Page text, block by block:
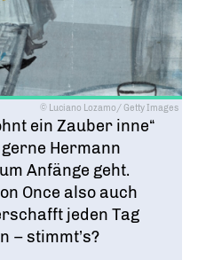
(DIHK)
(w³)
© Luciano Lozamo/ Getty Images
ein Zauber inne“
Hermann
Anfänge geht.
Once also auch
jeden Tag
– stimmt’s?